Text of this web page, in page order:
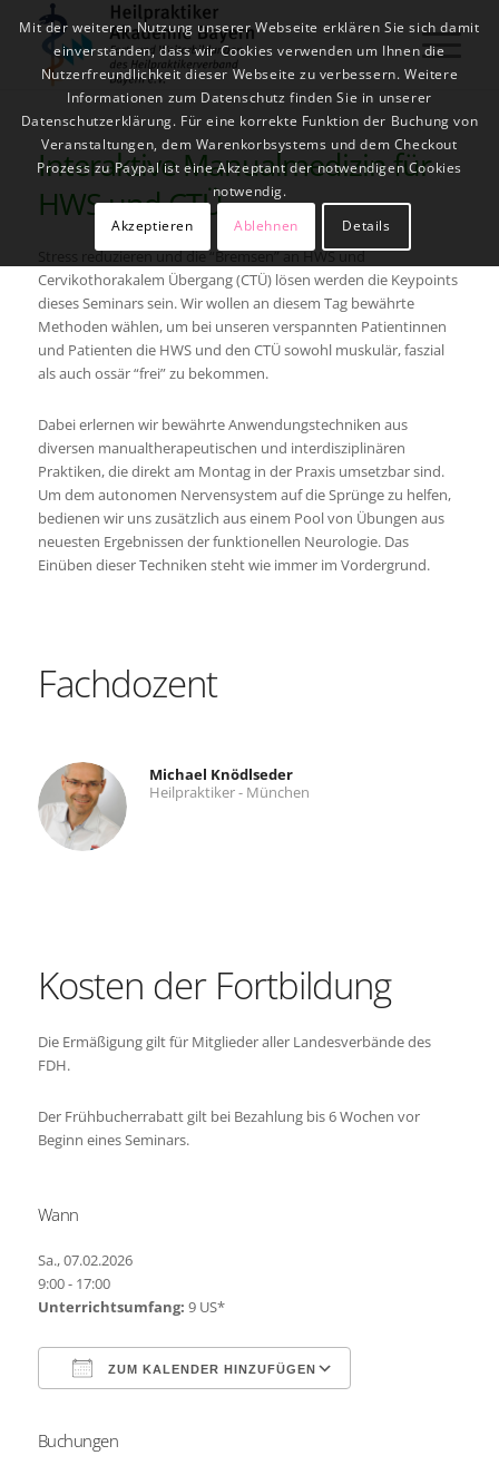
Interaktive Manualmedizin für
HWS und CTÜ
Stress reduzieren und die “Bremsen” an HWS und
Cervikothorakalem Übergang (CTÜ) lösen werden die Keypoints
dieses Seminars sein. Wir wollen an diesem Tag bewährte
Methoden wählen, um bei unseren verspannten Patientinnen
und Patienten die HWS und den CTÜ sowohl muskulär, faszial
als auch ossär “frei” zu bekommen.
Dabei erlernen wir bewährte Anwendungstechniken aus
diversen manualtherapeutischen und interdisziplinären
Praktiken, die direkt am Montag in der Praxis umsetzbar sind.
Um dem autonomen Nervensystem auf die Sprünge zu helfen,
bedienen wir uns zusätzlich aus einem Pool von Übungen aus
neuesten Ergebnissen der funktionellen Neurologie. Das
Einüben dieser Techniken steht wie immer im Vordergrund.
Fachdozent
Michael Knödlseder
Heilpraktiker - München
Kosten der Fortbildung
Die Ermäßigung gilt für Mitglieder aller Landesverbände des
FDH.
Der Frühbucherrabatt gilt bei Bezahlung bis 6 Wochen vor
Beginn eines Seminars.
Wann
Sa., 07.02.2026
9:00 - 17:00
Unterrichtsumfang: 9 US*
ZUM KALENDER HINZUFÜGEN
ICS herunterladen
Buchungen
Mit der weiteren Nutzung unserer Webseite erklären Sie sich damit
einverstanden, dass wir Cookies verwenden um Ihnen die
Nutzerfreundlichkeit dieser Webseite zu verbessern. Weitere
Informationen zum Datenschutz finden Sie in unserer
Datenschutzerklärung. Für eine korrekte Funktion der Buchung von
Veranstaltungen, dem Warenkorbsystems und dem Checkout
Prozess zu Paypal ist eine Akzeptant der notwendigen Cookies
notwendig.
Akzeptieren
Ablehnen Details